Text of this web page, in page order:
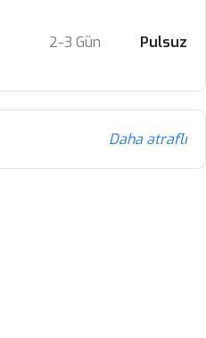
2-3 Gün Pulsuz
Daha ətraflı